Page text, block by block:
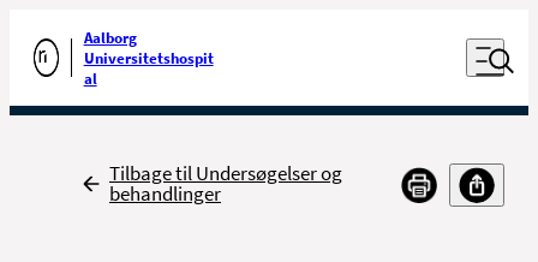
Gå til forsiden
Aalborg
Universitetshospit
al
Åben
Udfør søgning
Tilbage
Tilbage til Undersøgelser og
behandlinger